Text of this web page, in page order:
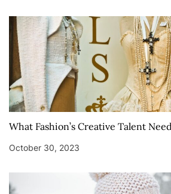
What Fashion’s Creative Talent
October 30, 2023